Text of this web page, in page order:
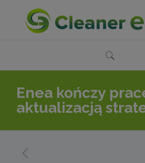
Enea kończy
aktualizacją